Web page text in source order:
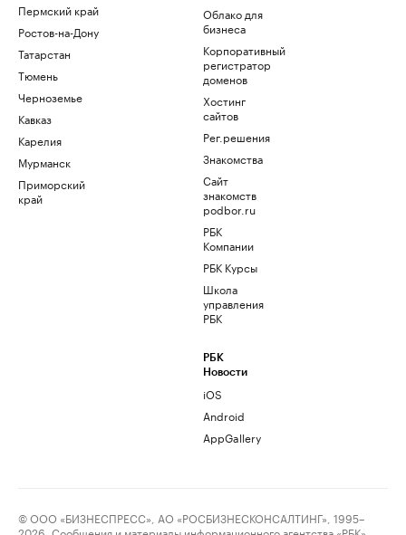
Пермский край
Ростов-на-Дону
Татарстан
Тюмень
Черноземье
Кавказ
Карелия
Мурманск
Приморский
край
Облако для
бизнеса
Корпоративный
регистратор
доменов
Хостинг
сайтов
Рег.решения
Знакомства
Сайт
знакомств
podbor.ru
РБК
Компании
РБК Курсы
Школа
управления
РБК
РБК
Новости
iOS
Android
AppGallery
© ООО «БИЗНЕСПРЕСС», АО «РОСБИЗНЕСКОНСАЛТИНГ», 1995–